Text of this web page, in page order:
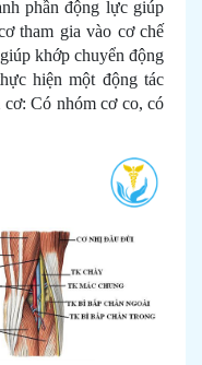
động lực giúp
tham gia vào cơ chế
khớp chuyển động
hiện một động tác
Có nhóm cơ co, có